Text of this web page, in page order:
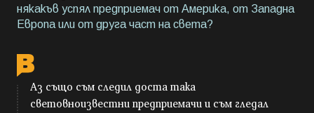
някакъв успял предприемач от Америка, от Западна
Европа или от друга част на света?
Аз също съм следил доста така
световноизвестни предприемачи и съм гледал